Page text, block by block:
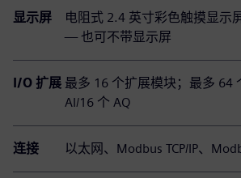
显示屏
电阻式 2.4 英寸彩色触摸显示
— 也可不带显示屏
I/O 扩展 最多 16 个扩展模块；最多 64
AI/16 个 AQ
连接 以太网、Modbus TCP/IP、